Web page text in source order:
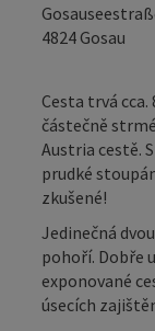
4824 Gosau
Cesta trvá cca.
částečně
Austria cestě.
prudké
zkušené!
Jedinečná
pohoří. Dobře
exponované
úsecích